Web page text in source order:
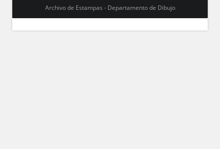
Archivo de Estampas - Departamento de Dibujo